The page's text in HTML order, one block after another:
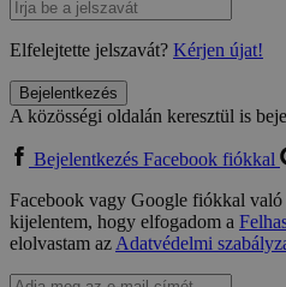
Elfelejtette jelszavát? Kérjen újat!
Bejelentkezés
A közösségi oldalán keresztül is
Bejelentkezés Facebook fiókkal
Facebook vagy Google fiókkal való
kijelentem, hogy elfogadom a
elolvastam azAdatvédelmi